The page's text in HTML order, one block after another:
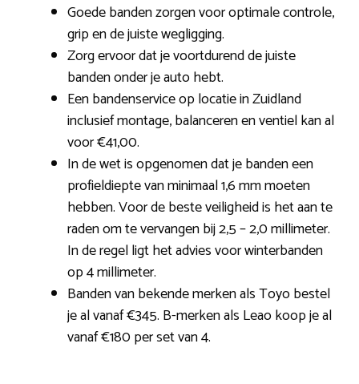
Goede banden zorgen voor optimale controle,
grip en de juiste wegligging.
Zorg ervoor dat je voortdurend de juiste
banden onder je auto hebt.
Een bandenservice op locatie in Zuidland
inclusief montage, balanceren en ventiel kan al
voor €41,00.
In de wet is opgenomen dat je banden een
profieldiepte van minimaal 1,6 mm moeten
hebben. Voor de beste veiligheid is het aan te
raden om te vervangen bij 2,5 – 2,0 millimeter.
In de regel ligt het advies voor winterbanden
op 4 millimeter.
Banden van bekende merken als Toyo bestel
je al vanaf €345. B-merken als Leao koop je al
vanaf €180 per set van 4.